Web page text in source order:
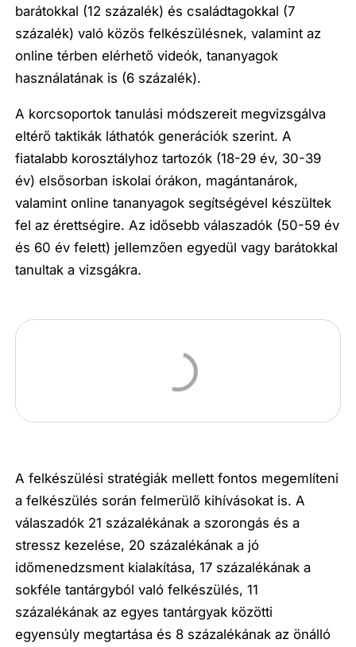
barátokkal (12 százalék) és családtagokkal (7
százalék) való közös felkészülésnek, valamint az
online térben elérhető videók, tananyagok
használatának is (6 százalék).
A korcsoportok tanulási módszereit megvizsgálva
eltérő taktikák láthatók generációk szerint. A
fiatalabb korosztályhoz tartozók (18-29 év, 30-39
év) elsősorban iskolai órákon, magántanárok,
valamint online tananyagok segítségével készültek
fel az érettségire. Az idősebb válaszadók (50-59 év
és 60 év felett) jellemzően egyedül vagy barátokkal
tanultak a vizsgákra.
A felkészülési stratégiák mellett fontos megemlíteni
a felkészülés során felmerülő kihívásokat is. A
válaszadók 21 százalékának a szorongás és a
stressz kezelése, 20 százalékának a jó
időmenedzsment kialakítása, 17 százalékának a
sokféle tantárgyból való felkészülés, 11
százalékának az egyes tantárgyak közötti
egyensúly megtartása és 8 százalékának az önálló